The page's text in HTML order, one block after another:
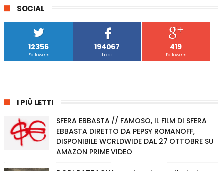
SOCIAL
12356
Followers
194067
Likes
419
Followers
I PIÙ LETTI
SFERA EBBASTA // FAMOSO, IL FILM DI SFERA
EBBASTA DIRETTO DA PEPSY ROMANOFF,
DISPONIBILE WORLDWIDE DAL 27 OTTOBRE SU
AMAZON PRIME VIDEO